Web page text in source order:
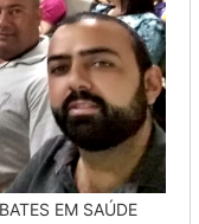
EM SAÚDE